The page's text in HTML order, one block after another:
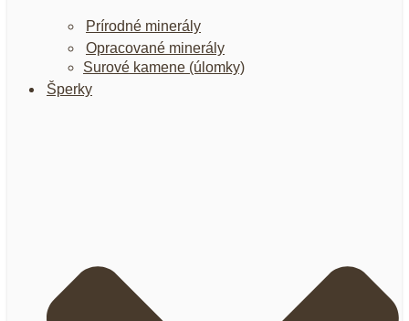
Prírodné minerály
Opracované minerály
Surové kamene (úlomky)
Šperky